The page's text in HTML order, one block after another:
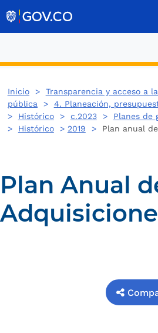
Inicio> Transparencia y acceso a
pública > 4. Planeación,
> Histórico> c.2023> Planes de
> Histórico> 2019 > Plan anual
Plan Anual